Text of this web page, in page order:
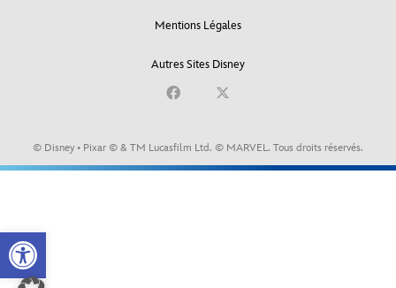
Open toolbar
Mentions Légales
Autres Sites Disney
© Disney • Pixar © & TM Lucasfilm Ltd. © MARVEL. Tous droits réservés.